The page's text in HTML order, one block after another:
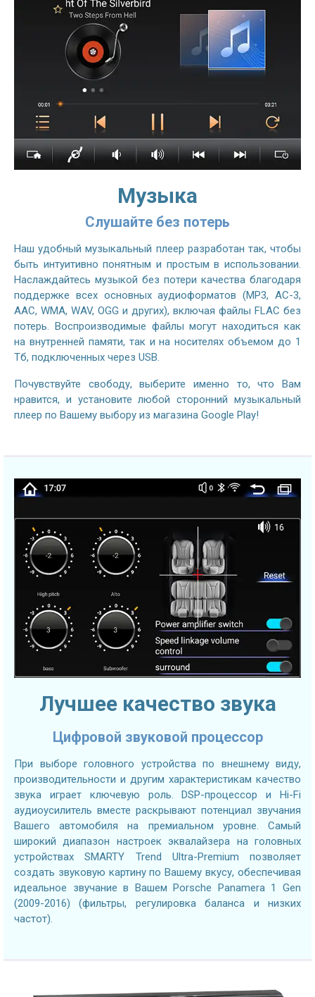
Музыка
Слушайте без потерь
Наш удобный музыкальный плеер разработан так, чтобы
быть интуитивно понятным и простым в использовании.
Наслаждайтесь музыкой без потери качества благодаря
поддержке всех основных аудиоформатов (MP3, AC-3,
AAC, WMA, WAV, OGG и других), включая файлы FLAC без
потерь. Воспроизводимые файлы могут находиться как
на внутренней памяти, так и на носителях объемом до 1
Тб, подключенных через USB.
Почувствуйте свободу, выберите именно то, что Вам
нравится, и установите любой сторонний музыкальный
плеер по Вашему выбору из магазина Google Play!
Лучшее качество звука
Цифровой звуковой процессор
При выборе головного устройства по внешнему виду,
производительности и другим характеристикам качество
звука играет ключевую роль. DSP-процессор и Hi-Fi
аудиоусилитель вместе раскрывают потенциал звучания
Вашего автомобиля на премиальном уровне. Самый
широкий диапазон настроек эквалайзера на головных
устройствах SMARTY Trend Ultra-Premium позволяет
создать звуковую картину по Вашему вкусу, обеспечивая
идеальное звучание в Вашем Porsche Panamera 1 Gen
(2009-2016) (фильтры, регулировка баланса и низких
частот).